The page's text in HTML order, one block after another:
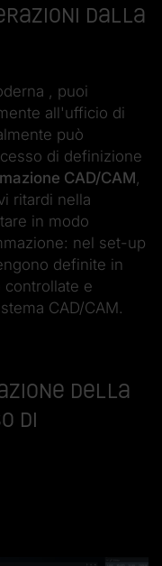
dalla
, puoi
all'ufficio di
può
di definizione
CAD/CAM,
ritardi nella
in modo
nel set-up
definite in
e
CAD/CAM.
della
di